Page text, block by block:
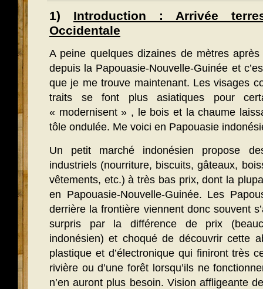
1) Introduction : Arrivée
Occidentale
A peine quelques dizaines de mètres
depuis la Papouasie-Nouvelle-Guinée et
que je me trouve maintenant. Les visages
traits se font plus asiatiques pour
« modernisent » , le bois et la chaume
tôle ondulée. Me voici en Papouasie
Un petit marché indonésien propose
industriels (nourriture, biscuits, gâteaux,
vêtements, etc.) à très bas prix, dont la
en Papouasie-Nouvelle-Guinée. Les
derrière la frontière viennent donc souvent
surpris par la différence de prix
indonésien) et choqué de découvrir cette
plastique et d’électronique qui finiront très
rivière ou d’une forêt lorsqu’ils ne
n’en auront plus besoin. Vision affligeante